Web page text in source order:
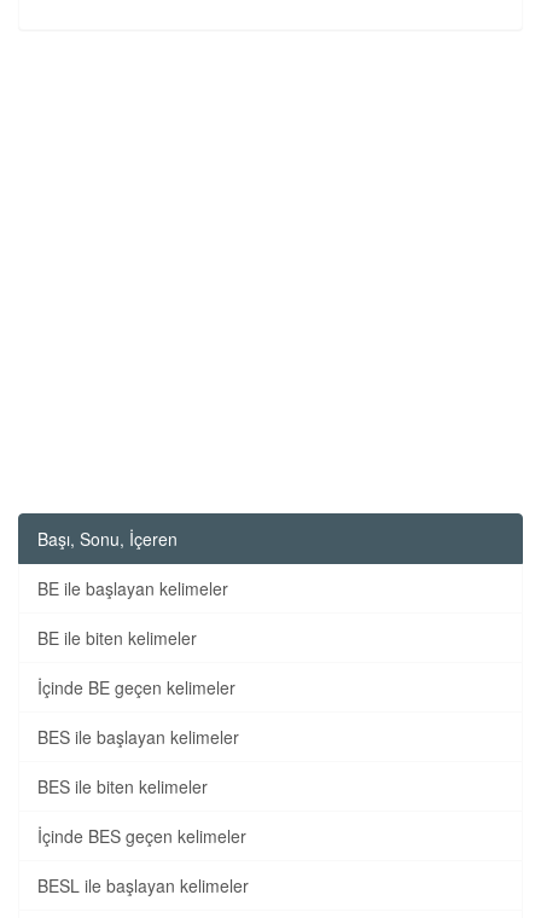
Başı, Sonu, İçeren
BE ile başlayan kelimeler
BE ile biten kelimeler
İçinde BE geçen kelimeler
BES ile başlayan kelimeler
BES ile biten kelimeler
İçinde BES geçen kelimeler
BESL ile başlayan kelimeler